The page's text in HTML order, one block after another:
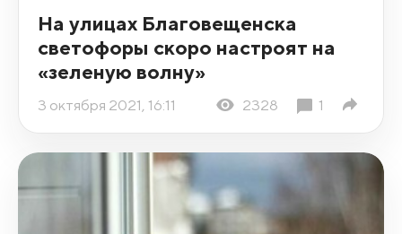
На улицах Благовещенска
светофоры скоро настроят на
«зеленую волну»
3 октября 2021, 16:11 2328 1